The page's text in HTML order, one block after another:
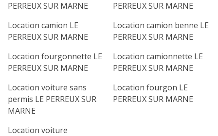
PERREUX SUR MARNE
PERREUX SUR MARNE
Location camion LE
PERREUX SUR MARNE
Location camion benne LE
PERREUX SUR MARNE
Location fourgonnette LE
PERREUX SUR MARNE
Location camionnette LE
PERREUX SUR MARNE
Location voiture sans
permis LE PERREUX SUR
MARNE
Location fourgon LE
PERREUX SUR MARNE
Location voiture